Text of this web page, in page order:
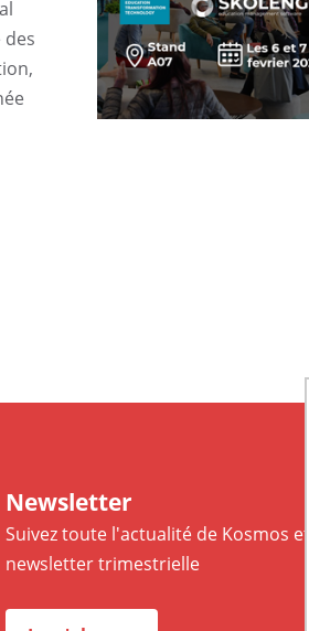
Newsletter
Suivez toute l'actualité de Kosmos
newsletter trimestrielle